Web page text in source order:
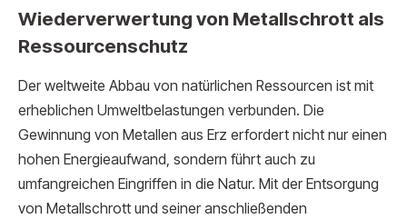
Wiederverwertung von Metallschrott als
Ressourcenschutz
Der weltweite Abbau von natürlichen Ressourcen ist mit
erheblichen Umweltbelastungen verbunden. Die
Gewinnung von Metallen aus Erz erfordert nicht nur einen
hohen Energieaufwand, sondern führt auch zu
umfangreichen Eingriffen in die Natur. Mit der Entsorgung
von Metallschrott und seiner anschließenden